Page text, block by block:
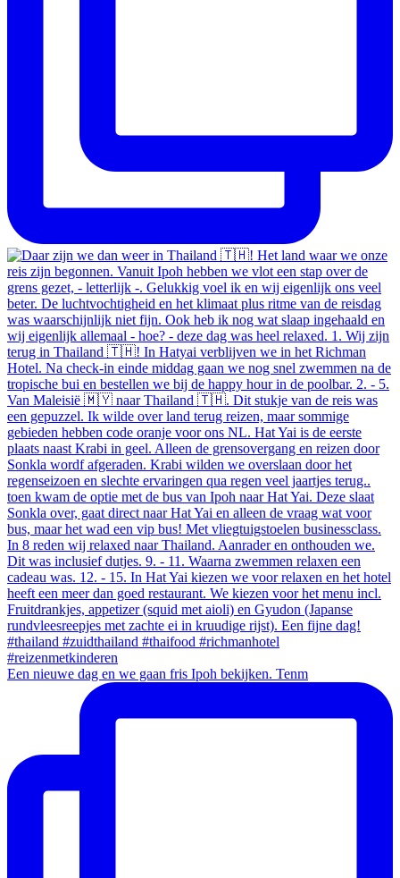
Een nieuwe dag en we gaan fris Ipoh bekijken. Tenm